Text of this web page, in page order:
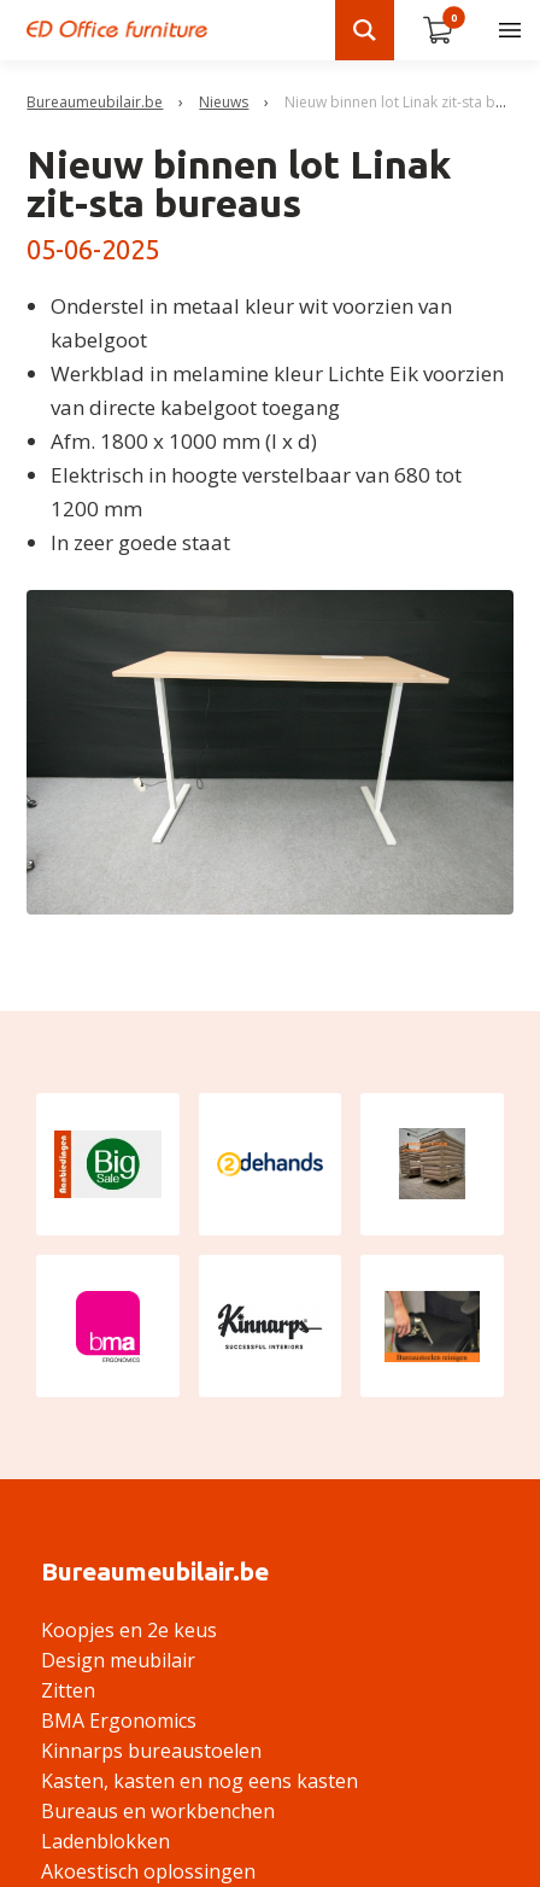
0
Bureaumeubilair.be › Nieuws › Nieuw binnen lot Linak zit-sta bureaus
Nieuw binnen lot Linak
zit-sta bureaus
05-06-2025
Onderstel in metaal kleur wit voorzien van
kabelgoot
Werkblad in melamine kleur Lichte Eik voorzien
van directe kabelgoot toegang
Afm. 1800 x 1000 mm (l x d)
Elektrisch in hoogte verstelbaar van 680 tot
1200 mm
In zeer goede staat
Bureaumeubilair.be
Koopjes en 2e keus
Design meubilair
Zitten
BMA Ergonomics
Kinnarps bureaustoelen
Kasten, kasten en nog eens kasten
Bureaus en workbenchen
Ladenblokken
Akoestisch oplossingen